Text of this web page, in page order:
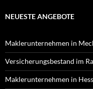
NEUESTE ANGEBOTE
Maklerunternehmen in
Versicherungsbestand im
Maklerunternehmen in